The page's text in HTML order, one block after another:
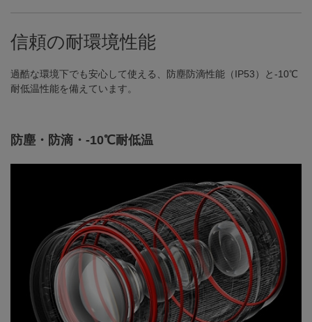
信頼の耐環境性能
過酷な環境下でも安心して使える、防塵防滴性能（IP53）と-10℃
耐低温性能を備えています。
防塵・防滴・-10℃耐低温